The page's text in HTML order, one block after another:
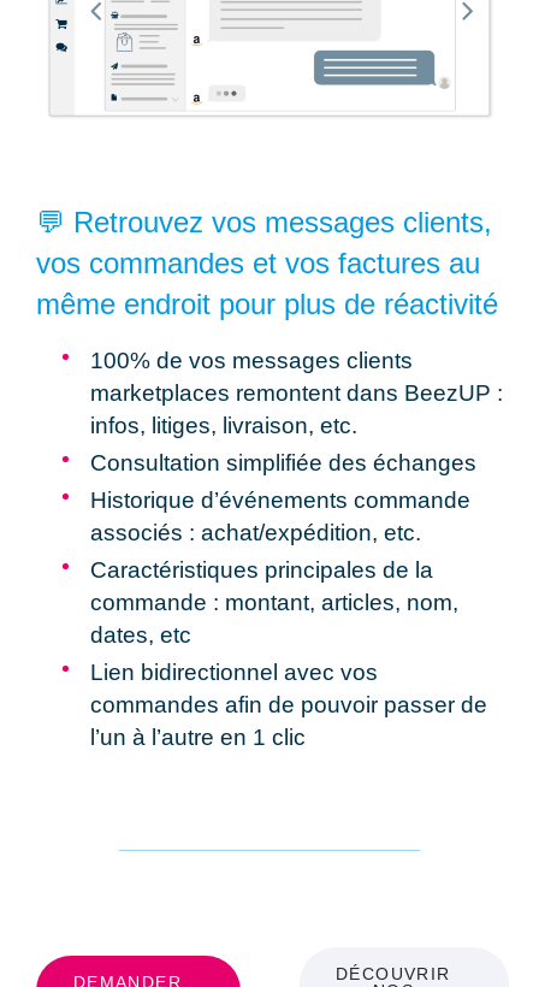
💬 Retrouvez vos messages clients,
vos commandes et vos factures au
même endroit pour plus de réactivité
100% de vos messages clients
marketplaces remontent dans BeezUP :
infos, litiges, livraison, etc.
Consultation simplifiée des échanges
Historique d’événements commande
associés : achat/expédition, etc.
Caractéristiques principales de la
commande : montant, articles, nom,
dates, etc
Lien bidirectionnel avec vos
commandes afin de pouvoir passer de
l’un à l’autre en 1 clic
DEMANDER
DÉCOUVRIR